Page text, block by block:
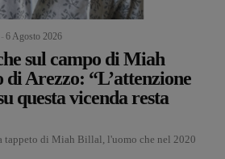
6 Agosto 2026
sul campo di Miah
Arezzo: “L’attenzione
questa vicenda resta
tappeto di Miah Billal, l'uomo che nel 2020